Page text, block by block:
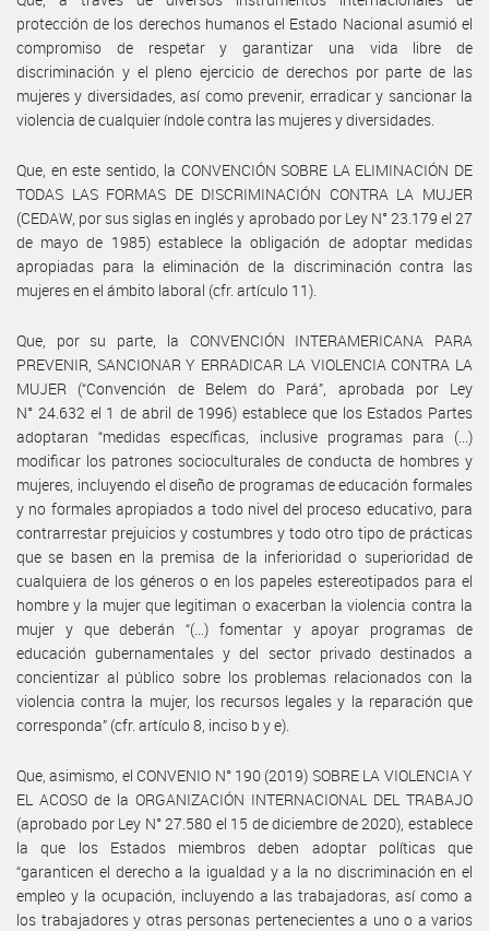
protección de los derechos humanos el Estado Nacional asumió el
compromiso de respetar y garantizar una vida libre de
discriminación y el pleno ejercicio de derechos por parte de las
mujeres y diversidades, así como prevenir, erradicar y sancionar la
violencia de cualquier índole contra las mujeres y diversidades.
Que, en este sentido, la CONVENCIÓN SOBRE LA ELIMINACIÓN DE
TODAS LAS FORMAS DE DISCRIMINACIÓN CONTRA LA MUJER
(CEDAW, por sus siglas en inglés y aprobado por Ley N° 23.179 el 27
de mayo de 1985) establece la obligación de adoptar medidas
apropiadas para la eliminación de la discriminación contra las
mujeres en el ámbito laboral (cfr. artículo 11).
Que, por su parte, la CONVENCIÓN INTERAMERICANA PARA
PREVENIR, SANCIONAR Y ERRADICAR LA VIOLENCIA CONTRA LA
MUJER (“Convención de Belem do Pará”, aprobada por Ley
N° 24.632 el 1 de abril de 1996) establece que los Estados Partes
adoptaran “medidas específicas, inclusive programas para (...)
modificar los patrones socioculturales de conducta de hombres y
mujeres, incluyendo el diseño de programas de educación formales
y no formales apropiados a todo nivel del proceso educativo, para
contrarrestar prejuicios y costumbres y todo otro tipo de prácticas
que se basen en la premisa de la inferioridad o superioridad de
cualquiera de los géneros o en los papeles estereotipados para el
hombre y la mujer que legitiman o exacerban la violencia contra la
mujer y que deberán “(…) fomentar y apoyar programas de
educación gubernamentales y del sector privado destinados a
concientizar al público sobre los problemas relacionados con la
violencia contra la mujer, los recursos legales y la reparación que
corresponda” (cfr. artículo 8, inciso b y e).
Que, asimismo, el CONVENIO N° 190 (2019) SOBRE LA VIOLENCIA Y
EL ACOSO de la ORGANIZACIÓN INTERNACIONAL DEL TRABAJO
(aprobado por Ley N° 27.580 el 15 de diciembre de 2020), establece
la que los Estados miembros deben adoptar políticas que
“garanticen el derecho a la igualdad y a la no discriminación en el
empleo y la ocupación, incluyendo a las trabajadoras, así como a
los trabajadores y otras personas pertenecientes a uno o a varios